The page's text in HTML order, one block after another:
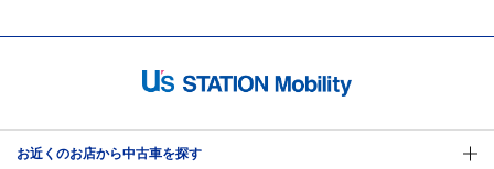
お近くのお店から中古車を探す